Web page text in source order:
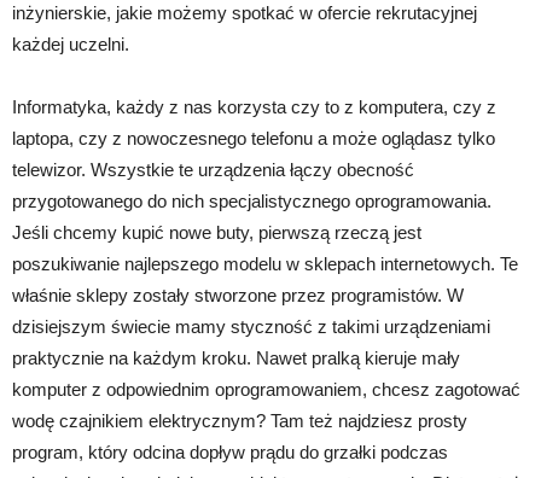
inżynierskie, jakie możemy spotkać w ofercie rekrutacyjnej
każdej uczelni.
Informatyka, każdy z nas korzysta czy to z komputera, czy z
laptopa, czy z nowoczesnego telefonu a może oglądasz tylko
telewizor. Wszystkie te urządzenia łączy obecność
przygotowanego do nich specjalistycznego oprogramowania.
Jeśli chcemy kupić nowe buty, pierwszą rzeczą jest
poszukiwanie najlepszego modelu w sklepach internetowych. Te
właśnie sklepy zostały stworzone przez programistów. W
dzisiejszym świecie mamy styczność z takimi urządzeniami
praktycznie na każdym kroku. Nawet pralką kieruje mały
komputer z odpowiednim oprogramowaniem, chcesz zagotować
wodę czajnikiem elektrycznym? Tam też najdziesz prosty
program, który odcina dopływ prądu do grzałki podczas